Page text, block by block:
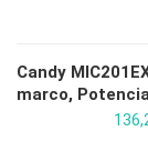
Candy
marco,